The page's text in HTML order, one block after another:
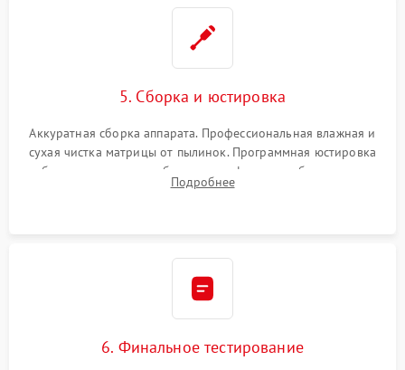
5. Сборка и юстировка
Аккуратная сборка аппарата. Профессиональная влажная и
сухая чистка матрицы от пылинок. Программная юстировка
рабочего отрезка, калибровка автофокуса, стабилизатора и
экспозамера с помощью сервисного ПО.
Подробнее
6. Финальное тестирование